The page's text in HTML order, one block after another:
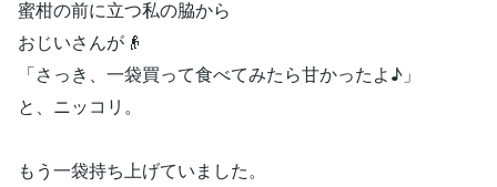
蜜柑の前に立つ私の脇から
おじいさんが👴
「さっき、一袋買って食べてみたら甘かったよ♪」
と、ニッコリ。
もう一袋持ち上げていました。